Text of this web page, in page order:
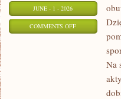
JUNE - 1 - 2026
COMMENTS OFFON
PRODUKTÓW
Na